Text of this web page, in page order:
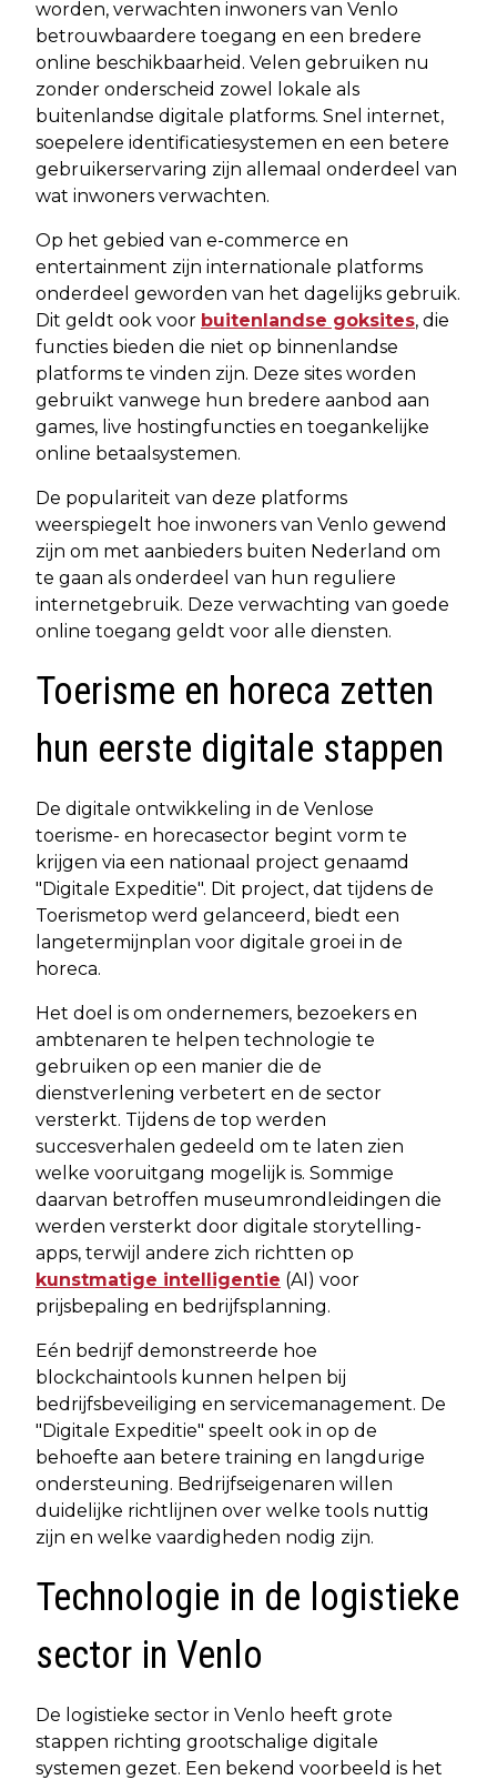
worden, verwachten inwoners van Venlo
betrouwbaardere toegang en een bredere
online beschikbaarheid. Velen gebruiken nu
zonder onderscheid zowel lokale als
buitenlandse digitale platforms. Snel internet,
soepelere identificatiesystemen en een betere
gebruikerservaring zijn allemaal onderdeel van
wat inwoners verwachten.
Op het gebied van e-commerce en
entertainment zijn internationale platforms
onderdeel geworden van het dagelijks gebruik.
Dit geldt ook voor buitenlandse goksites, die
functies bieden die niet op binnenlandse
platforms te vinden zijn. Deze sites worden
gebruikt vanwege hun bredere aanbod aan
games, live hostingfuncties en toegankelijke
online betaalsystemen.
De populariteit van deze platforms
weerspiegelt hoe inwoners van Venlo gewend
zijn om met aanbieders buiten Nederland om
te gaan als onderdeel van hun reguliere
internetgebruik. Deze verwachting van goede
online toegang geldt voor alle diensten.
Toerisme en horeca zetten
hun eerste digitale stappen
De digitale ontwikkeling in de Venlose
toerisme- en horecasector begint vorm te
krijgen via een nationaal project genaamd
"Digitale Expeditie". Dit project, dat tijdens de
Toerismetop werd gelanceerd, biedt een
langetermijnplan voor digitale groei in de
horeca.
Het doel is om ondernemers, bezoekers en
ambtenaren te helpen technologie te
gebruiken op een manier die de
dienstverlening verbetert en de sector
versterkt. Tijdens de top werden
succesverhalen gedeeld om te laten zien
welke vooruitgang mogelijk is. Sommige
daarvan betroffen museumrondleidingen die
werden versterkt door digitale storytelling-
apps, terwijl andere zich richtten op
kunstmatige intelligentie (AI) voor
prijsbepaling en bedrijfsplanning.
Eén bedrijf demonstreerde hoe
blockchaintools kunnen helpen bij
bedrijfsbeveiliging en servicemanagement. De
"Digitale Expeditie" speelt ook in op de
behoefte aan betere training en langdurige
ondersteuning. Bedrijfseigenaren willen
duidelijke richtlijnen over welke tools nuttig
zijn en welke vaardigheden nodig zijn.
Technologie in de logistieke
sector in Venlo
De logistieke sector in Venlo heeft grote
stappen richting grootschalige digitale
systemen gezet. Een bekend voorbeeld is het